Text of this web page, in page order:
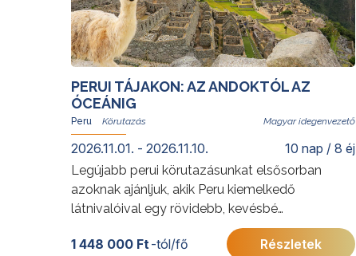
PERUI TÁJAKON: AZ ANDOKTÓL AZ
ÓCEÁNIG
Peru Magyar idegenvezető
2026.11.01. - 2026.11.10. 10 nap / 8 éj
Legújabb perui körutazásunkat elsősorban
azoknak ajánljuk, akik Peru kiemelkedő
látnivalóival egy rövidebb, kevésbé
megterhelő utazás során szeretnének
megismerkedni, s kerülnék a 4000 méter közeli
1 448 000 Ft-tól/fő Részletek